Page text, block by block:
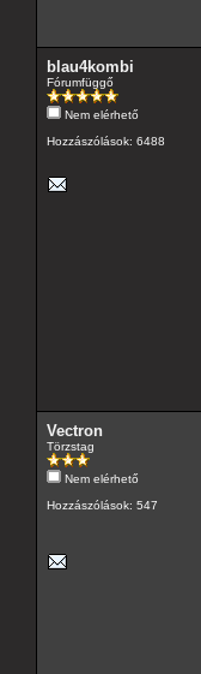
blau4kombi
Fórumfüggő
Nem elérhető
Hozzászólások: 6488
Vectron
Törzstag
Nem elérhető
Hozzászólások: 547